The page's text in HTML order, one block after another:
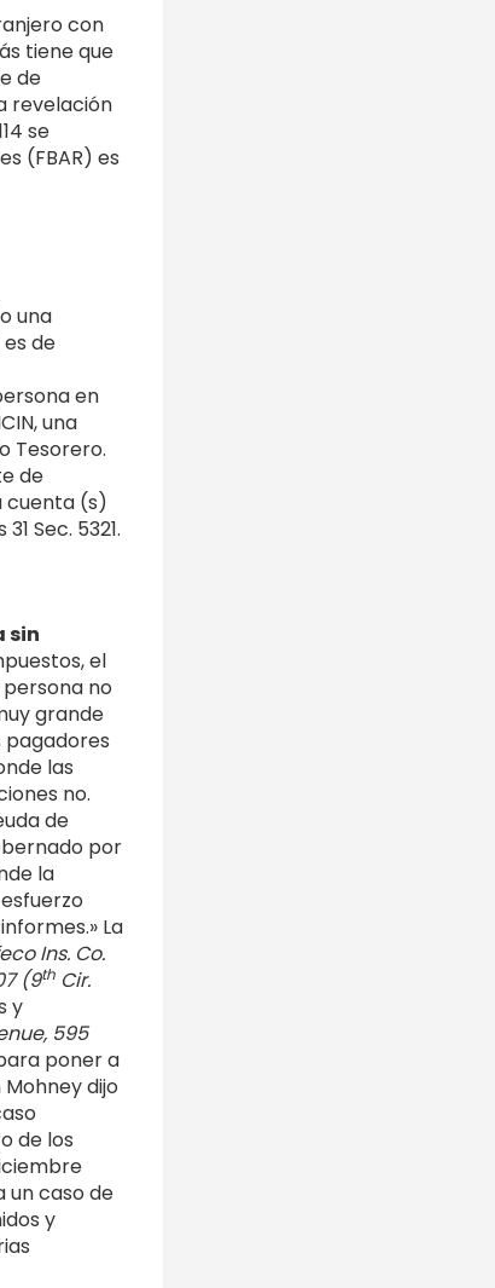
con
tiene que
de
revelación
se
(FBAR) es
una
de
en
una
Tesorero.
de
cuenta (s)
Sec. 5321.
sin
el
no
grande
pagadores
las
no.
de
por
la
La
Ins. Co.
(9th Cir.
y
595
poner a
dijo
de los
un caso de
y